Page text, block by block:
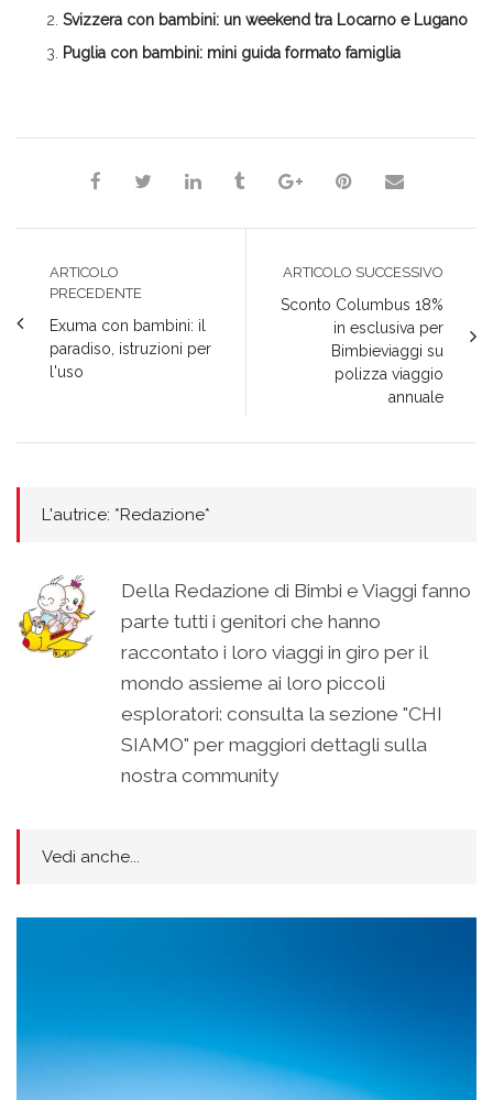
finestra)nuova
finestra)
nuova
finestra)
nuova
finestra)
Svizzera con bambini: un weekend tra Locarno e Lugano
Puglia con bambini: mini guida formato famiglia
ARTICOLO
PRECEDENTE
Exuma con bambini: il
paradiso, istruzioni per
l'uso
ARTICOLO SUCCESSIVO
Sconto Columbus 18%
in esclusiva per
Bimbieviaggi su
polizza viaggio
annuale
L'autrice: *Redazione*
Della Redazione di Bimbi e Viaggi fanno
parte tutti i genitori che hanno
raccontato i loro viaggi in giro per il
mondo assieme ai loro piccoli
esploratori: consulta la sezione "CHI
SIAMO" per maggiori dettagli sulla
nostra community
Vedi anche...